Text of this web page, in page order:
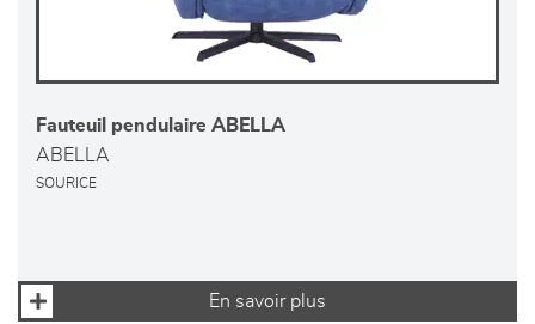
Fauteuil pendulaire ABELLA
ABELLA
SOURICE
En savoir plus